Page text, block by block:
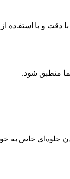
و با استفاده از
منطبق شود.
جلوه‌ای خاص به